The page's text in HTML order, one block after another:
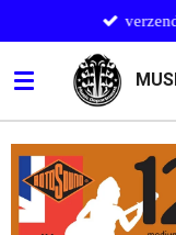
direct
naar
de
hoofdinhoud